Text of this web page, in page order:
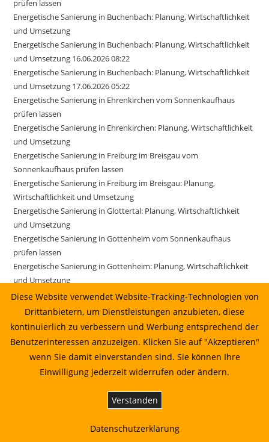
prüfen lassen
Energetische Sanierung in Buchenbach: Planung, Wirtschaftlichkeit
und Umsetzung
Energetische Sanierung in Buchenbach: Planung, Wirtschaftlichkeit
und Umsetzung 16.06.2026 08:22
Energetische Sanierung in Buchenbach: Planung, Wirtschaftlichkeit
und Umsetzung 17.06.2026 05:22
Energetische Sanierung in Ehrenkirchen vom Sonnenkaufhaus
prüfen lassen
Energetische Sanierung in Ehrenkirchen: Planung, Wirtschaftlichkeit
und Umsetzung
Energetische Sanierung in Freiburg im Breisgau vom
Sonnenkaufhaus prüfen lassen
Energetische Sanierung in Freiburg im Breisgau: Planung,
Wirtschaftlichkeit und Umsetzung
Energetische Sanierung in Glottertal: Planung, Wirtschaftlichkeit
und Umsetzung
Energetische Sanierung in Gottenheim vom Sonnenkaufhaus
prüfen lassen
Energetische Sanierung in Gottenheim: Planung, Wirtschaftlichkeit
und Umsetzung
Energetische Sanierung in Gundelfingen vom Sonnenkaufhaus
prüfen lassen
Energetische Sanierung in Gundelfingen: Planung, Wirtschaftlichkeit
Energetische Sanierung in Gutach im Breisgau vom
Sonnenkaufhaus prüfen lassen
Energetische Sanierung in Gutach im Breisgau: Planung,
Wirtschaftlichkeit und Umsetzung
Energetische Sanierung in Horben: Planung, Wirtschaftlichkeit und
Energetische Sanierung in Ihringen: Planung, Wirtschaftlichkeit und
Diese Website verwendet Website-Tracking-Technologien von
Drittanbietern, um Dienstleistungen anzubieten, diese
kontinuierlich zu verbessern und Werbung entsprechend der
Benutzerinteressen anzuzeigen. Klicken Sie auf "Akzeptieren"
wenn Sie damit einverstanden sind. Sie können Ihre
Einwilligung jederzeit widerrufen oder ändern.
Verstanden
Datenschutzerklärung